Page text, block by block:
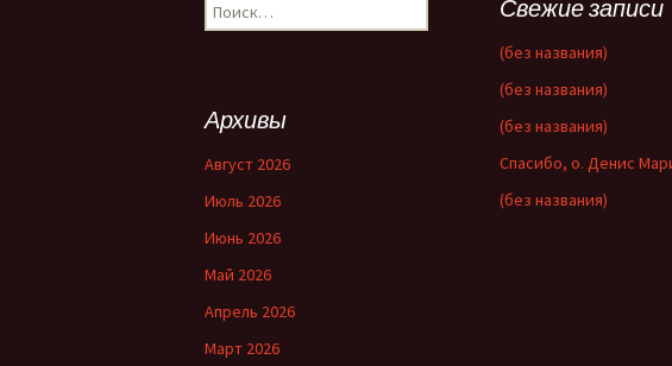
Свежие записи
(без названия)
(без названия)
(без названия)
Спасибо, о. Денис
(без названия)
Архивы
Август 2026
Июль 2026
Июнь 2026
Май 2026
Апрель 2026
Март 2026